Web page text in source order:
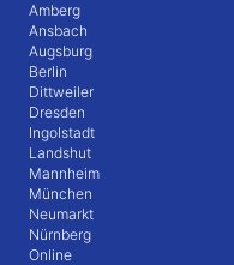
Amberg
Ansbach
Augsburg
Berlin
Dittweiler
Dresden
Ingolstadt
Landshut
Mannheim
München
Neumarkt
Nürnberg
Online